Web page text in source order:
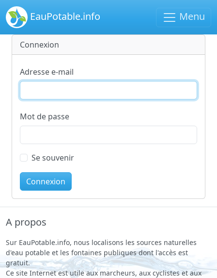
EauPotable.info Menu
Connexion
Adresse e-mail
Mot de passe
Se souvenir
Connexion
A propos
Sur EauPotable.info, nous localisons les sources naturelles
d'eau potable et les fontaines publiques dont l'accès est
gratuit.
Ce site Internet est utile aux marcheurs, aux cyclistes et aux